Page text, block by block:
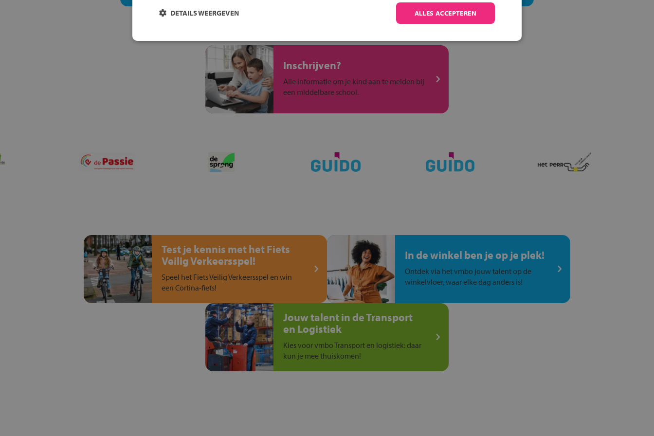
Inschrijven?
Alle informatie om je kind aan te melden bij
een middelbare school.
Test je kennis met het Fiets
Veilig Verkeersspel!
Speel het Fiets Veilig Verkeersspel en win
een Cortina-fiets!
In de winkel ben je op je plek!
Ontdek via het vmbo jouw talent op de
winkelvloer, waar elke dag anders is!
Jouw talent in de Transport
en Logistiek
Kies voor vmbo Transport en logistiek: daar
kun je mee thuiskomen!
ALLES ACCEPTEREN
DETAILS WEERGEVEN